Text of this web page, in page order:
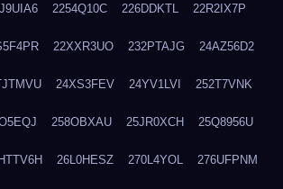
2254Q10C 226DDKTL 22R2IX7P
22XXR3UO 232PTAJG 24AZ56D2
24XS3FEV 24YV1LVI 252T7VNK
258OBXAU 25JR0XCH 25Q8956U
26L0HESZ 270L4YOL 276UFPNM